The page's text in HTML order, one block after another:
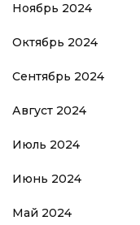
Ноябрь 2024
Октябрь 2024
Сентябрь 2024
Август 2024
Июль 2024
Июнь 2024
Май 2024